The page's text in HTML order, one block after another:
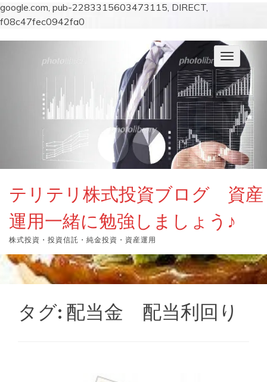
google.com, pub-2283315603473115, DIRECT,
f08c47fec0942fa0
ナ
ビ
ゲ
ー
シ
ョ
ン
を
切
り
替
テリテリ株式投資ブログ 資産
運用一緒に勉強しましょう♪
株式投資・投資信託・純金投資・資産運用
タグ: 配当金 配当利回り